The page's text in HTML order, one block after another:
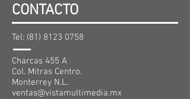
Tel: (81) 8123 0758
CONTACTO
Charcas 455 A
Col. Mitras Centro.
Monterrey N.L.
ventas@vistamultimedia.mx